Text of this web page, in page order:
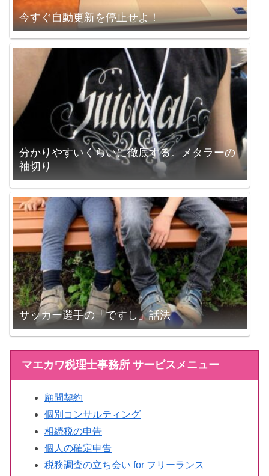
今すぐ自動更新を停止せよ！
分かりやすいくらいに徹底する。メタラーの
袖切り
サッカー選手の「ですし」話法
マエカワ税理士事務所 サービスメニュー
顧問契約
個別コンサルティング
相続税の申告
個人の確定申告
税務調査の立ち会い for フリーランス